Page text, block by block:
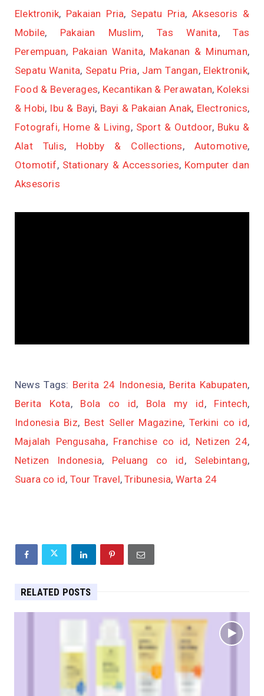
Elektronik, Pakaian Pria, Sepatu Pria,Aksesoris &
Mobile, Pakaian Muslim,Tas Wanita,Tas
Perempuan, Pakaian Wanita, Makanan & Minuman,
Sepatu Wanita, Sepatu Pria, Jam Tangan, Elektronik,
Food & Beverages, Kecantikan & Perawatan, Koleksi
& Hobi, Ibu & Bayi, Bayi & Pakaian Anak, Electronics,
Fotografi, Home & Living, Sport & Outdoor, Buku &
Alat Tulis, Hobby & Collections, Automotive,
Otomotif, Stationary & Accessories, Komputer dan
Aksesoris
News Tags: Berita 24 Indonesia, Berita Kabupaten,
Berita Kota, Bola co id, Bola my id, Fintech,
Indonesia Biz, Best Seller Magazine, Terkini co id,
Majalah Pengusaha, Franchise co id, Netizen 24,
Netizen Indonesia, Peluang co id, Selebintang,
Suara co id, Tour Travel,Tribunesia, Warta 24
RELATED POSTS